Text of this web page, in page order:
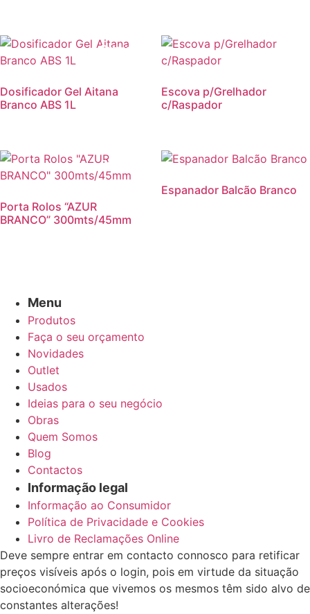
Promoção!
Dosificador Gel Aitana
Branco ABS 1L
Escova p/Grelhador
c/Raspador
Promoção!
Porta Rolos “AZUR
BRANCO” 300mts/45mm
Espanador Balcão Branco
Menu
Produtos
Faça o seu orçamento
Novidades
Outlet
Usados
Ideias para o seu negócio
Obras
Quem Somos
Blog
Contactos
Informação legal
Informação ao Consumidor
Política de Privacidade e Cookies
Livro de Reclamações Online
Deve sempre entrar em contacto connosco para retificar
preços visíveis após o login, pois em virtude da situação
socioeconómica que vivemos os mesmos têm sido alvo de
constantes alterações!